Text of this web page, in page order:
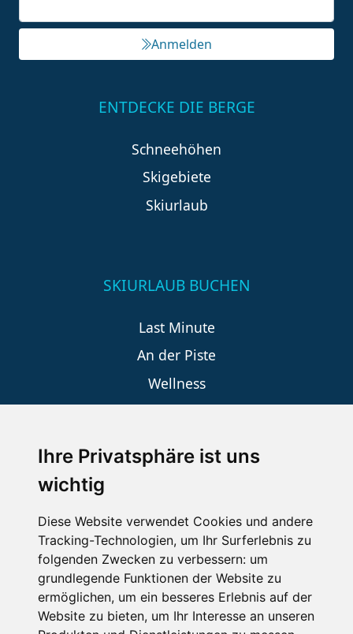
Ihre Privatsphäre ist uns
wichtig
Diese Website verwendet Cookies und andere
Tracking-Technologien, um Ihr Surferlebnis zu
folgenden Zwecken zu verbessern: um
grundlegende Funktionen der Website zu
ermöglichen, um ein besseres Erlebnis auf der
Website zu bieten, um Ihr Interesse an unseren
Anmelden
ENTDECKE DIE BERGE
Schneehöhen
Skigebiete
Skiurlaub
SKIURLAUB BUCHEN
Last Minute
An der Piste
Wellness
SCHNEEHÖHEN SKI APP
Die Schneehoehen Ski APP für iOS und Android - Ein
Muss für alle Wintersportler und Schneefreaks!